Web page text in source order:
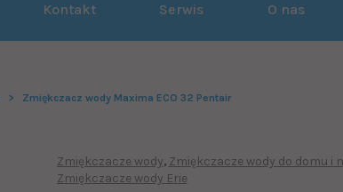
Kontakt Serwis O nas
Zmiękczacz wody Maxima ECO 32 Pentair
Zmiękczacze wody Zmiękczacze wody do domu i
Zmiękczacze wody Erie